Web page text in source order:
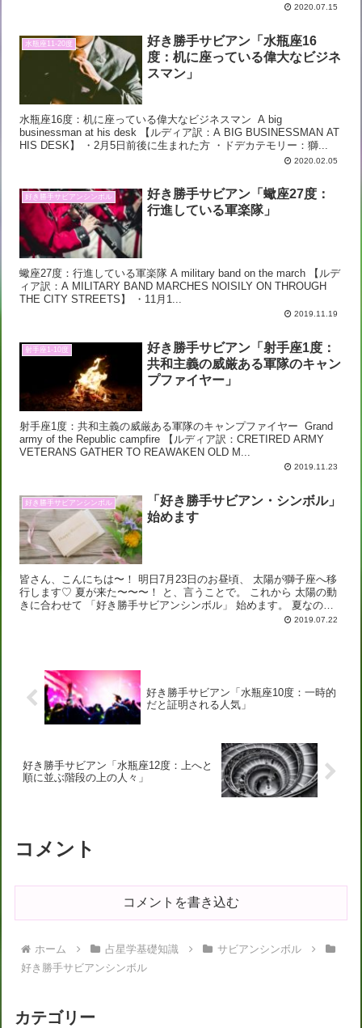
2020.07.15
水瓶座11-20度
好き勝手サビアン「水瓶座16
度：机に座っている偉大なビジネ
スマン」
水瓶座16度：机に座っている偉大なビジネスマン A big
businessman at his desk 【ルディア訳：A BIG BUSINESSMAN AT
HIS DESK】 ・2月5日前後に生まれた方 ・ドデカテモリー：獅...
2020.02.05
好き勝手サビアンシンボル
好き勝手サビアン「蠍座27度：
行進している軍楽隊」
蠍座27度：行進している軍楽隊 A military band on the march 【ルデ
ィア訳：A MILITARY BAND MARCHES NOISILY ON THROUGH
THE CITY STREETS】 ・11月1...
2019.11.19
射手座1-10度
好き勝手サビアン「射手座1度：
共和主義の威厳ある軍隊のキャン
プファイヤー」
射手座1度：共和主義の威厳ある軍隊のキャンプファイヤー Grand
army of the Republic campfire 【ルディア訳：CRETIRED ARMY
VETERANS GATHER TO REAWAKEN OLD M...
2019.11.23
好き勝手サビアンシンボル
「好き勝手サビアン・シンボル」
始めます
皆さん、こんにちは〜！ 明日7月23日のお昼頃、 太陽が獅子座へ移
行します♡ 夏が来た〜〜〜！ と、言うことで。 これから 太陽の動
きに合わせて 「好き勝手サビアンシンボル」 始めます。 夏なので
2019.07.22
好き勝手サビアン「水瓶座10度：一時的
だと証明される人気」
好き勝手サビアン「水瓶座12度：上へと
順に並ぶ階段の上の人々」
コメント
コメントを書き込む
ホーム 占星学基礎知識
サビアンシンボル
好き勝手サビアンシンボル
カテゴリー